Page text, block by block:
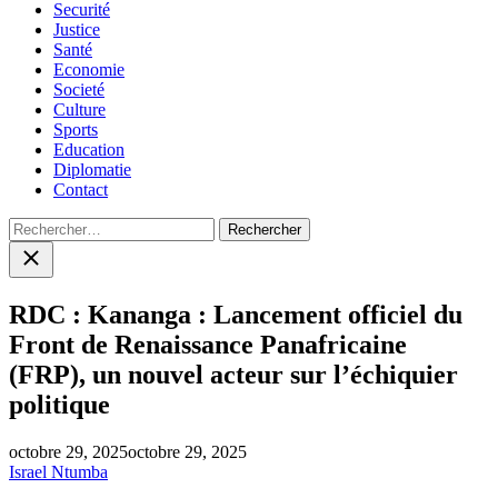
Securité
Justice
Santé
Economie
Societé
Culture
Sports
Education
Diplomatie
Contact
Rechercher :
Close
search
RDC : Kananga : Lancement officiel du
Front de Renaissance Panafricaine
(FRP), un nouvel acteur sur l’échiquier
politique
octobre 29, 2025octobre 29, 2025
Israel Ntumba